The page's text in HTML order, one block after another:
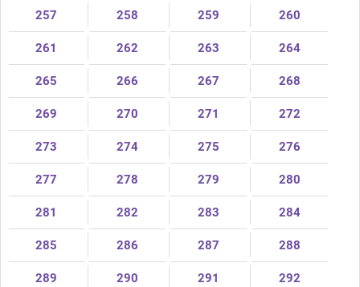
257 258 259 260
261 262 263 264
265 266 267 268
269 270 271 272
273 274 275 276
277 278 279 280
281 282 283 284
285 286 287 288
289 290 291 292